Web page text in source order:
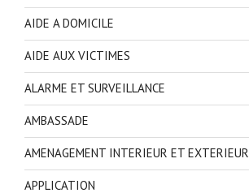
AIDE A DOMICILE
AIDE AUX VICTIMES
ALARME ET SURVEILLANCE
AMBASSADE
AMENAGEMENT INTERIEUR ET EXTERIEUR
APPLICATION